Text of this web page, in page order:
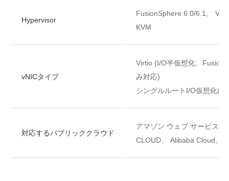
Hypervisor
FusionSphere 6.0/6.1、
KVM
vNICタイプ
Virtio (I/O半仮想化、
み対応)
シングルルートI/O仮想化
対応するパブリッククラウド
アマゾン ウェブ サービス
CLOUD、 Alibaba Cloud、